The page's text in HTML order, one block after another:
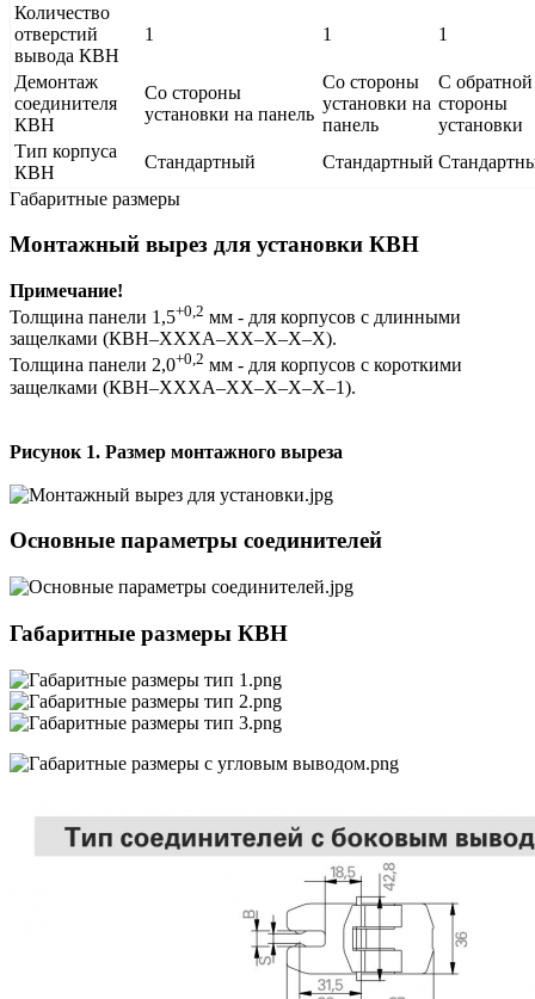
Количество
отверстий
вывода КВН
1 1 1
Демонтаж
соединителя
КВН
Со стороны
установки на панель
Со стороны
установки на
панель
С обратной
стороны
установки
Тип корпуса
КВН
Стандартный Стандартный
Габаритные размеры
Монтажный вырез для установки КВН
Примечание!
Толщина панели 1,5+0,2 мм - для корпусов с длинными
защелками (КВН–ХХХА–ХХ–Х–Х–Х).
Толщина панели 2,0+0,2 мм - для корпусов с короткими
защелками (КВН–ХХХА–ХХ–Х–Х–Х–1).
Рисунок 1. Размер монтажного выреза
Основные параметры соединителей
Габаритные размеры КВН